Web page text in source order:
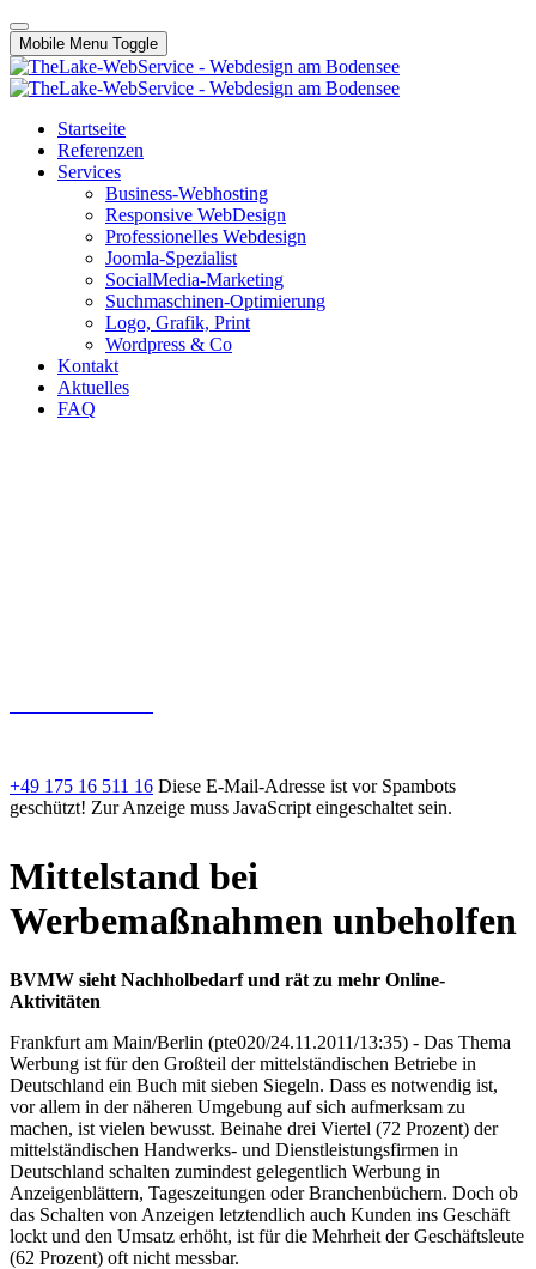
Mobile Menu Toggle
Startseite
Referenzen
Services
Business-Webhosting
Responsive WebDesign
Professionelles Webdesign
Joomla-Spezialist
SocialMedia-Marketing
Suchmaschinen-Optimierung
Logo, Grafik, Print
Wordpress & Co
Kontakt
Aktuelles
FAQ
+49 175 16 511 16 Diese E-Mail-Adresse ist vor Spambots
geschützt! Zur Anzeige muss JavaScript eingeschaltet sein.
Mittelstand bei
Werbemaßnahmen unbeholfen
BVMW sieht Nachholbedarf und rät zu mehr Online-
Aktivitäten
Frankfurt am Main/Berlin (pte020/24.11.2011/13:35) - Das Thema
Werbung ist für den Großteil der mittelständischen Betriebe in
Deutschland ein Buch mit sieben Siegeln. Dass es notwendig ist,
vor allem in der näheren Umgebung auf sich aufmerksam zu
machen, ist vielen bewusst. Beinahe drei Viertel (72 Prozent) der
mittelständischen Handwerks- und Dienstleistungsfirmen in
Deutschland schalten zumindest gelegentlich Werbung in
Anzeigenblättern, Tageszeitungen oder Branchenbüchern. Doch ob
das Schalten von Anzeigen letztendlich auch Kunden ins Geschäft
lockt und den Umsatz erhöht, ist für die Mehrheit der Geschäftsleute
(62 Prozent) oft nicht messbar.